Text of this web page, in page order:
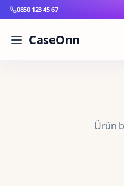
0850 123 45 67
CaseOnn
Ürün